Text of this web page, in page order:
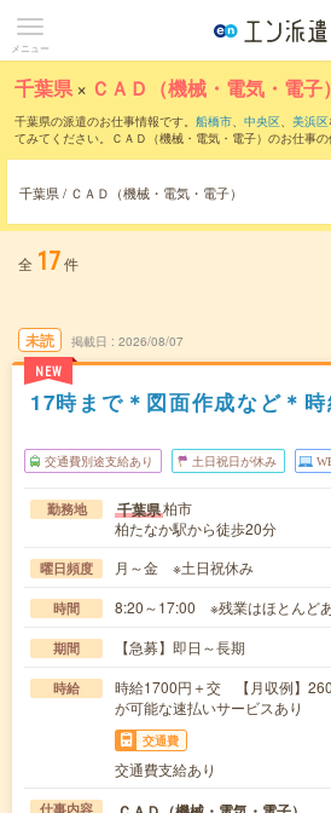
メニュー
千葉県 × ＣＡＤ（機械・電気・電子）
千葉県の派遣のお仕事情報です。 船橋市、 中央区、 美浜区
てみてください。ＣＡＤ（機械・電気・電子）のお仕事の
などの
だけます。職種辞典：ＣＡＤ（機械・電気・電子）のお
千葉県 / ＣＡＤ（機械・電気・電子）
全 17件
未読
NEW
掲載日 2026/08/07
17時まで＊図面作成など＊
交通費別途支給あり 土日祝日が休み
勤務地 千葉県柏市
柏たなか駅から徒歩20分
曜日頻度 月～金 ※土日祝休み
時間 8:20～17:00 ※残業はほとんどあ
期間 【急募】即日～長期
時給
時給1700円＋交 【月収例】
が可能な速払いサービスあり
交通費
交通費支給あり
仕事内容